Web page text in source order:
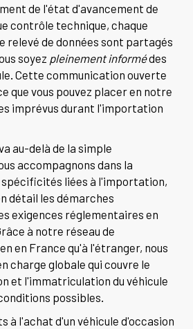
de l'état d'avancement de
contrôle technique, chaque
relevé de données sont partagés
soyez pleinement informédes
Cette communication ouverte
que vous pouvez placer en notre
imprévus durant l'importation
au-delà de la simple
accompagnons dans la
liées à l'importation,
détail les démarches
exigences réglementaires en
à notre réseau de
en France qu'à l'étranger, nous
charge globale qui couvre le
et l'immatriculation du véhicule
possibles.
à l'achat d'un véhicule d'occasion